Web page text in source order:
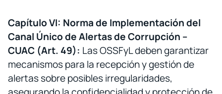
Capítulo VI: Norma de Implementación del
Canal Único de Alertas de Corrupción –
CUAC (Art. 49): Las OSSFyL deben garantizar
mecanismos para la recepción y gestión de
alertas sobre posibles irregularidades,